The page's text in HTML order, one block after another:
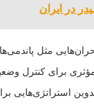
در ایران
مثل
برای کنترل
استراتژی‌هایی